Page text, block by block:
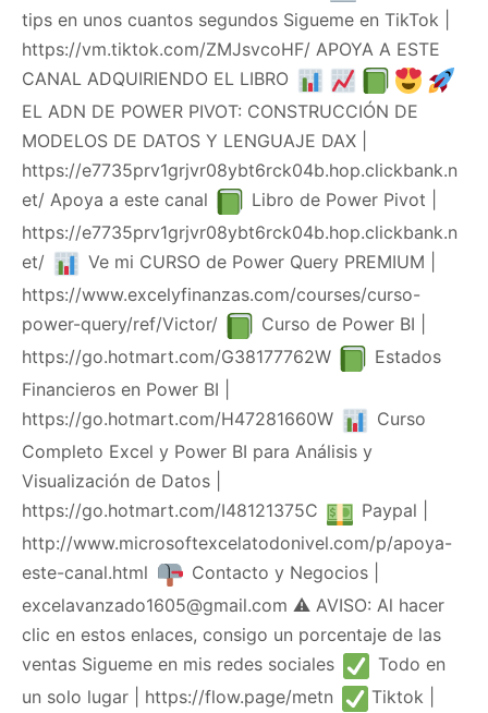
tips en unos cuantos segundos Sigueme en TikTok |
https://vm.tiktok.com/ZMJsvcoHF/ APOYA A ESTE
CANAL ADQUIRIENDO EL LIBRO
EL ADN DE POWER PIVOT: CONSTRUCCIÓN DE
MODELOS DE DATOS Y LENGUAJE DAX |
https://e7735prv1grjvr08ybt6rck04b.hop.clickbank.n
et/ Apoya a este canal
Libro de Power Pivot |
https://e7735prv1grjvr08ybt6rck04b.hop.clickbank.n
et/
Ve mi CURSO de Power Query PREMIUM |
https://www.excelyfinanzas.com/courses/curso-
power-query/ref/Victor/
Curso de Power BI |
https://go.hotmart.com/G38177762W
Estados
Financieros en Power BI |
https://go.hotmart.com/H47281660W
Curso
Completo Excel y Power BI para Análisis y
Visualización de Datos |
https://go.hotmart.com/I48121375C
Paypal |
http://www.microsoftexcelatodonivel.com/p/apoya-
este-canal.html
Contacto y Negocios |
excelavanzado1605@gmail.com ⚠ AVISO: Al hacer
clic en estos enlaces, consigo un porcentaje de las
ventas Sigueme en mis redes sociales
Todo en
un solo lugar | https://flow.page/metn
Tiktok |